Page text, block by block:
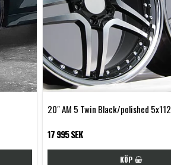
20" AM 5 Twin Black/polished 5x112
17 995 SEK
KÖP